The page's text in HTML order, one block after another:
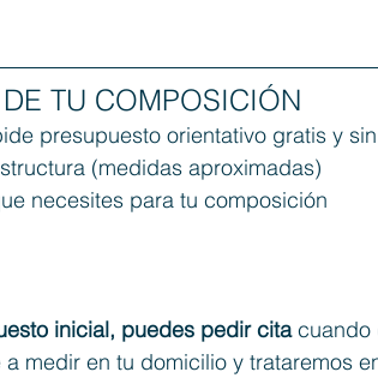
TU COMPOSICIÓN
presupuesto orientativo gratis y
(medidas aproximadas)
necesites para tu composición
inicial, puedes pedir cita cuando
medir en tu domicilio y trataremos